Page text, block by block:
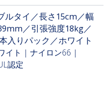
ルタイ／長さ15cm／幅
／引張強度18kg／
入りパック／ホワイト
イト | ナイロン66 |
認定